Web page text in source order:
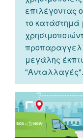
επιλέγοντας
το κατάστημά
μεγάλης
"Ανταλλαγές".